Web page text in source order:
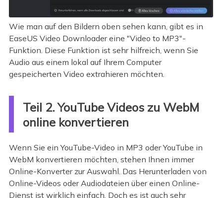
Wie man auf den Bildern oben sehen kann, gibt es in
EaseUS Video Downloader eine "Video to MP3"-
Funktion. Diese Funktion ist sehr hilfreich, wenn Sie
Audio aus einem lokal auf Ihrem Computer
gespeicherten Video extrahieren möchten.
Teil 2. YouTube Videos zu WebM
online konvertieren
Wenn Sie ein YouTube-Video in MP3 oder YouTube in
WebM konvertieren möchten, stehen Ihnen immer
Online-Konverter zur Auswahl. Das Herunterladen von
Online-Videos oder Audiodateien über einen Online-
Dienst ist wirklich einfach. Doch es ist auch sehr